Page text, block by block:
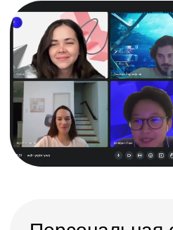
Программа
Психология
в продажах
Количество занятий: 3
9 навыков необходимых